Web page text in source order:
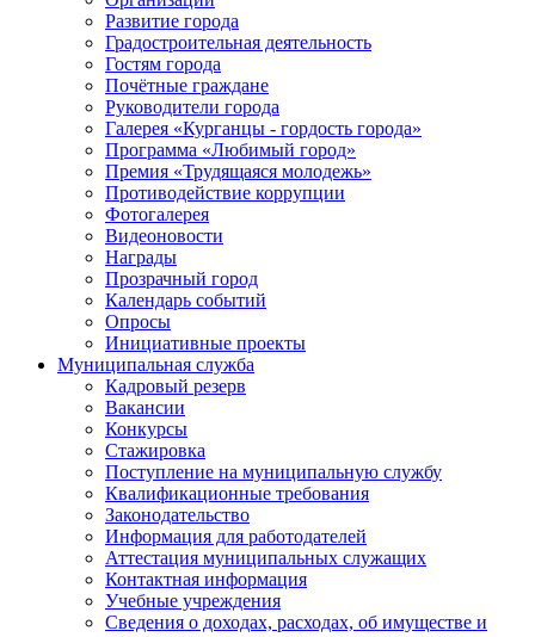
Развитие города
Градостроительная деятельность
Гостям города
Почётные граждане
Руководители города
Галерея «Курганцы - гордость города»
Программа «Любимый город»
Премия «Трудящаяся молодежь»
Противодействие коррупции
Фотогалерея
Видеоновости
Награды
Прозрачный город
Календарь событий
Опросы
Инициативные проекты
Муниципальная служба
Кадровый резерв
Вакансии
Конкурсы
Стажировка
Поступление на муниципальную службу
Квалификационные требования
Законодательство
Информация для работодателей
Аттестация муниципальных служащих
Контактная информация
Учебные учреждения
Сведения о доходах, расходах, об имуществе и